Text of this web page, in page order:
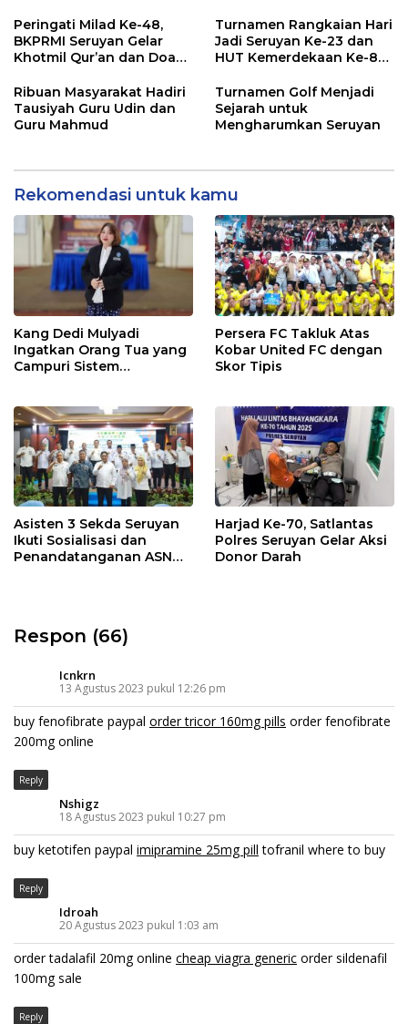
Peringati Milad Ke-48,
BKPRMI Seruyan Gelar
Khotmil Qur’an dan Doa
Turnamen Rangkaian Hari
Jadi Seruyan Ke-23 dan
HUT Kemerdekaan Ke-80
Ribuan Masyarakat Hadiri
Tausiyah Guru Udin dan
Guru Mahmud
Turnamen Golf Menjadi
Sejarah untuk
Mengharumkan Seruyan
Rekomendasi untuk kamu
Kang Dedi Mulyadi
Ingatkan Orang Tua yang
Campuri Sistem
Etika Hukum Pendidikan
Persera FC Takluk Atas
Kobar United FC dengan
Skor Tipis
Asisten 3 Sekda Seruyan
Ikuti Sosialisasi dan
Penandatanganan ASN
Harjad Ke-70, Satlantas
Polres Seruyan Gelar Aksi
Donor Darah
Respon (66)
Icnkrn
13 Agustus 2023 pukul 12:26 pm
buy fenofibrate paypal order tricor 160mg pills order fenofibrate
200mg online
Reply
Nshigz
18 Agustus 2023 pukul 10:27 pm
buy ketotifen paypal imipramine 25mg pill tofranil where to buy
Reply
Idroah
20 Agustus 2023 pukul 1:03 am
order tadalafil 20mg online cheap viagra generic order sildenafil
100mg sale
Reply